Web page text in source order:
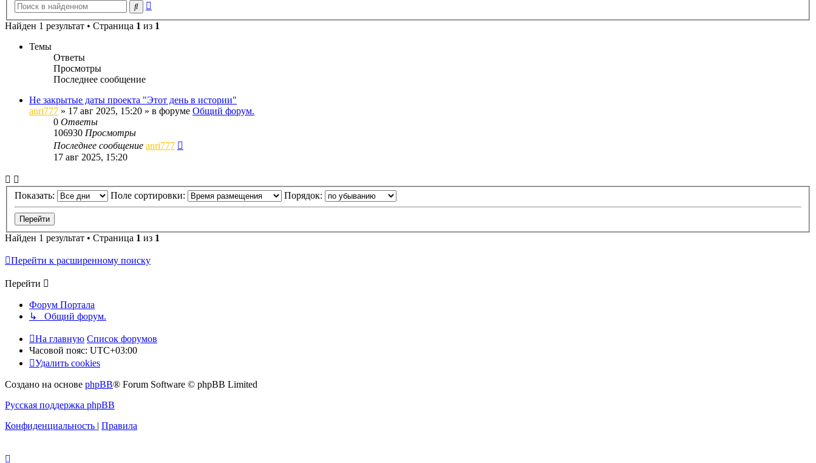
Поиск
Найден 1 результат • Страница 1 из 1
Темы
Ответы
Просмотры
Последнее сообщение
Не закрытые даты проекта "Этот день в истории"
anri777 » 17 авг 2025, 15:20 » в форуме Общий форум.
0 Ответы
106930 Просмотры
Последнее сообщение anri777
17 авг 2025, 15:20
Показать: Поле сортировки: Порядок:
Найден 1 результат • Страница 1 из 1
Перейти к расширенному поиску
Перейти
Форум Портала
↳ Общий форум.
На главную Список форумов
Часовой пояс: UTC+03:00
Удалить cookies
Создано на основе phpBB® Forum Software © phpBB Limited
Русская поддержка phpBB
Конфиденциальность
Правила